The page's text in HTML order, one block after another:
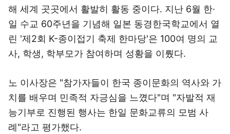
해 세계 곳곳에서 활발히 활동 중이다. 지난 6월 한·
일 수교 60주년을 기념해 일본 동경한국학교에서 열
린 '제2회 K-종이접기 축제 한마당'은 100여 명의 교
사, 학생, 학부모가 참여하며 성황을 이뤘다.
노 이사장은 "참가자들이 한국 종이문화의 역사와 가
치를 배우며 민족적 자긍심을 느꼈다"며 "자발적 재
능기부로 진행된 행사는 한일 문화교류의 모범 사
례"라고 평가했다.